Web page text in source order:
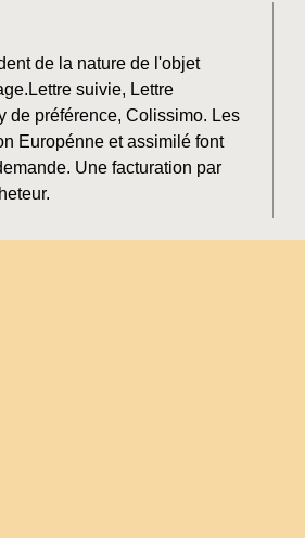
de la nature de l'objet
suivie, Lettre
de préférence, Colissimo. Les
Europénne et assimilé font
Une facturation par